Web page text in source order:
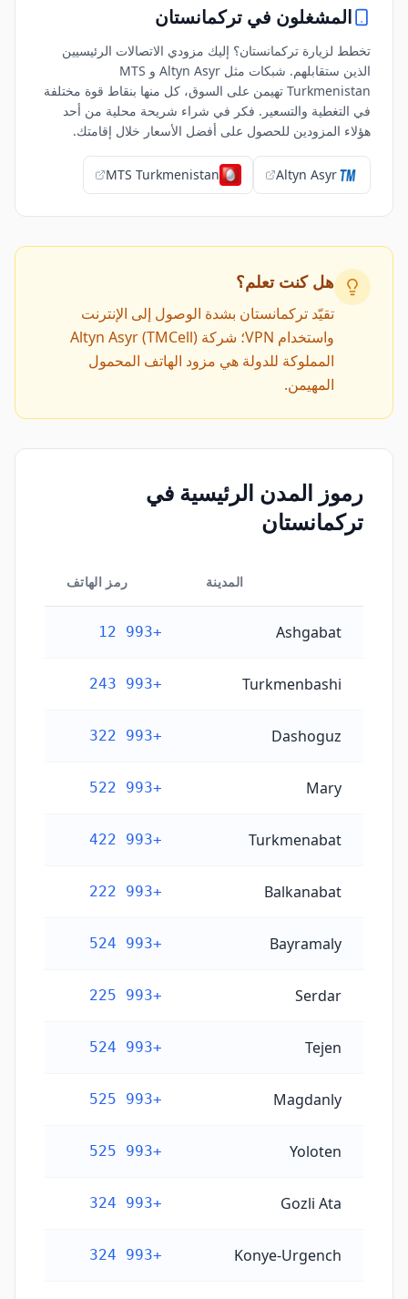
المشغلون في تركمانستان
تخطط لزيارة تركمانستان؟ إليك مزودي الاتصالات الرئيسيين
الذين ستقابلهم. شبكات مثل Altyn Asyr و MTS
Turkmenistan تهيمن على السوق، كل منها بنقاط قوة مختلفة
في التغطية والتسعير. فكر في شراء شريحة محلية من أحد
هؤلاء المزودين للحصول على أفضل الأسعار خلال إقامتك.
Altyn Asyr
MTS Turkmenistan
هل كنت تعلم؟
تقيّد تركمانستان بشدة الوصول إلى الإنترنت
واستخدام VPN؛ شركة Altyn Asyr (TMCell)
المملوكة للدولة هي مزود الهاتف المحمول
المهيمن.
رموز المدن الرئيسية في
تركمانستان
المدينة رمز الهاتف
Ashgabat
+993 12
Turkmenbashi
+993 243
Dashoguz
+993 322
Mary
+993 522
Turkmenabat
+993 422
Balkanabat
+993 222
Bayramaly
+993 524
Serdar
+993 225
Tejen
+993 524
Magdanly
+993 525
Yoloten
+993 525
Gozli Ata
+993 324
Konye-Urgench
+993 324